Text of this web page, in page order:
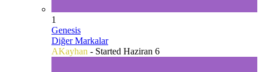
1
Genesis
Diğer Markalar
AKayhan - Started Haziran 6